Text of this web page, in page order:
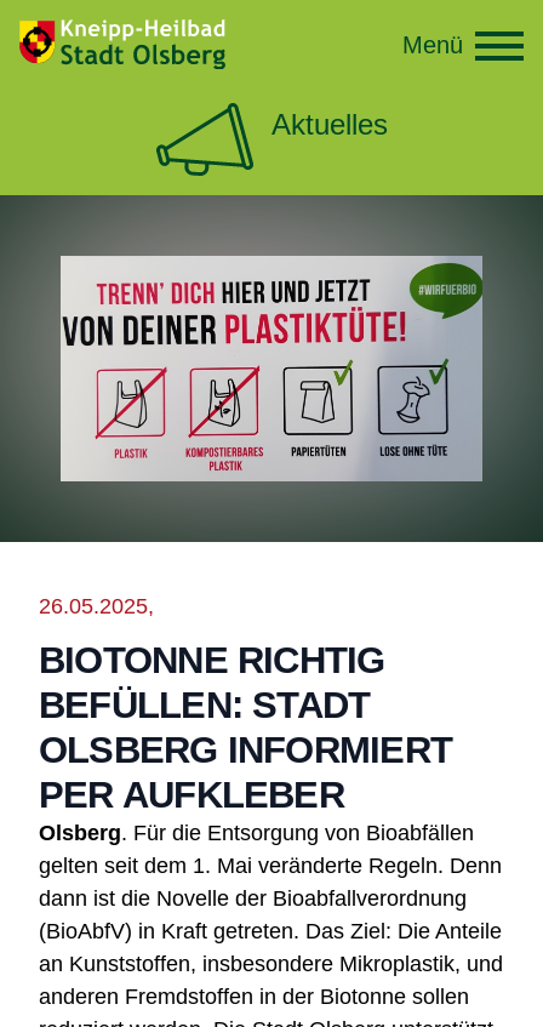
Aktuelles
Menü
26.05.2025,
BIOTONNE RICHTIG
BEFÜLLEN: STADT
OLSBERG INFORMIERT
PER AUFKLEBER
Olsberg. Für die Entsorgung von Bioabfällen
gelten seit dem 1. Mai veränderte Regeln. Denn
dann ist die Novelle der Bioabfallverordnung
(BioAbfV) in Kraft getreten. Das Ziel: Die Anteile
an Kunststoffen, insbesondere Mikroplastik, und
anderen Fremdstoffen in der Biotonne sollen